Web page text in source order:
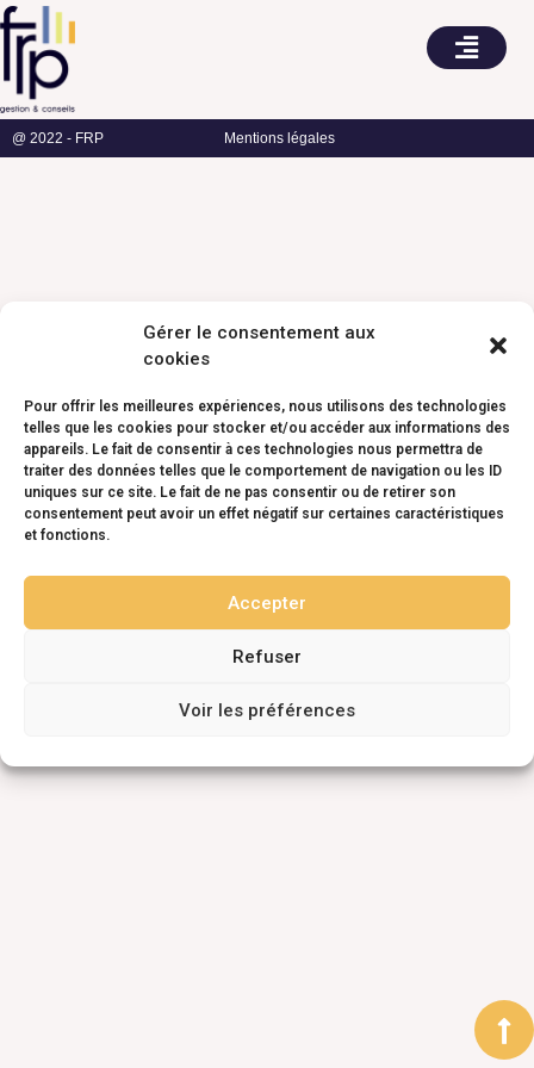
Gérer le consentement aux
cookies
Pour offrir les meilleures expériences, nous utilisons des technologies
telles que les cookies pour stocker et/ou accéder aux informations des
appareils. Le fait de consentir à ces technologies nous permettra de
traiter des données telles que le comportement de navigation ou les ID
uniques sur ce site. Le fait de ne pas consentir ou de retirer son
consentement peut avoir un effet négatif sur certaines caractéristiques
et fonctions.
Accepter
Refuser
Voir les préférences
@ 2022 - FRP Mentions légales